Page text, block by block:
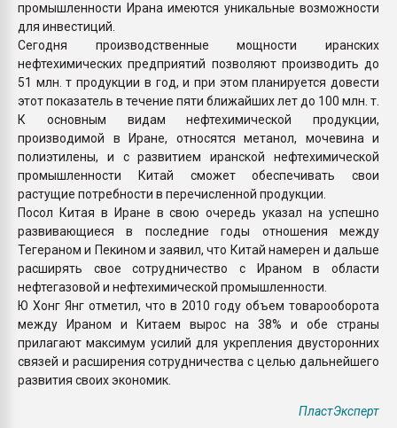
промышленности Ирана имеются уникальные возможности
для инвестиций.
Сегодня производственные мощности иранских
нефтехимических предприятий позволяют производить до
51 млн. т продукции в год, и при этом планируется довести
этот показатель в течение пяти ближайших лет до 100 млн. т.
К основным видам нефтехимической продукции,
производимой в Иране, относятся метанол, мочевина и
полиэтилены, и с развитием иранской нефтехимической
промышленности Китай сможет обеспечивать свои
растущие потребности в перечисленной продукции.
Посол Китая в Иране в свою очередь указал на успешно
развивающиеся в последние годы отношения между
Тегераном и Пекином и заявил, что Китай намерен и дальше
расширять свое сотрудничество с Ираном в области
нефтегазовой и нефтехимической промышленности.
Ю Хонг Янг отметил, что в 2010 году объем товарооборота
между Ираном и Китаем вырос на 38% и обе страны
прилагают максимум усилий для укрепления двусторонних
связей и расширения сотрудничества с целью дальнейшего
развития своих экономик.
ПластЭксперт